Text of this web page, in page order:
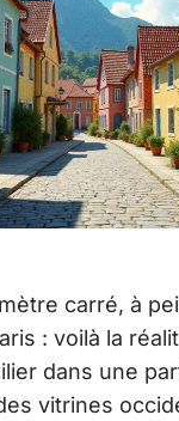
carré, à
: voilà la
dans une
vitrines